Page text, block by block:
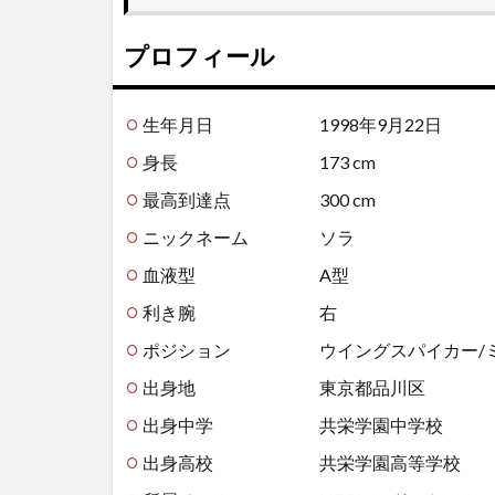
プロフィール
生年月日 1998年9月22日
身長 173 cm
最高到達点 300 cm
ニックネーム ソラ
血液型 A型
利き腕 右
ポジション ウイングスパイカー/ミ
出身地 東京都品川区
出身中学 共栄学園中学校
出身高校 共栄学園高等学校